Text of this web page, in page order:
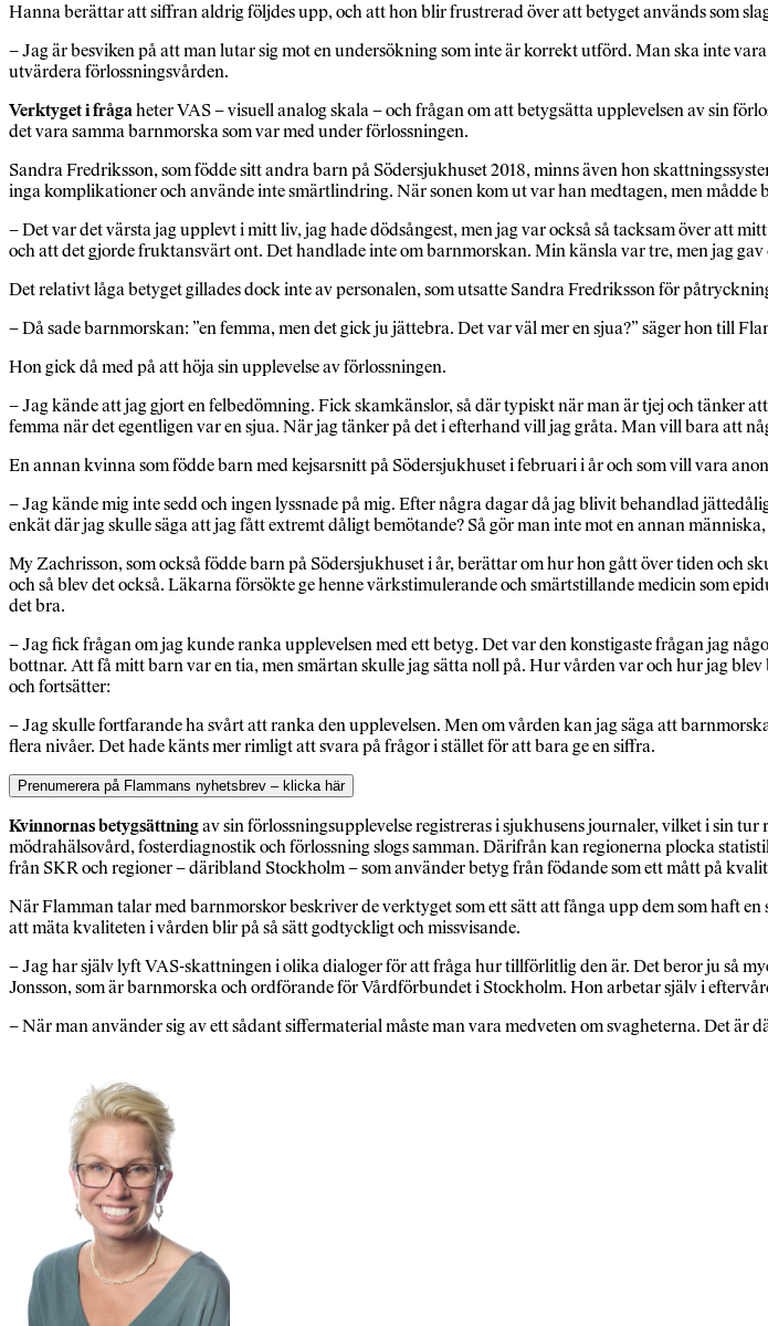
Hanna berättar att siffran aldrig följdes upp, och att hon blir frustrerad över att betyget används som
– Jag är besviken på att man lutar sig mot en undersökning som inte är korrekt utförd. Man ska inte
utvärdera förlossningsvården.
Verktyget i frågaheter VAS – visuell analog skala – och frågan om att betygsätta upplevelsen av sin
det vara samma barnmorska som var med under förlossningen.
Sandra Fredriksson, som födde sitt andra barn på Södersjukhuset 2018, minns även hon
inga komplikationer och använde inte smärtlindring. När sonen kom ut var han medtagen, men mådde
– Det var det värsta jag upplevt i mitt liv, jag hade dödsångest, men jag var också så tacksam över att
och att det gjorde fruktansvärt ont. Det handlade inte om barnmorskan. Min känsla var tre, men jag
Det relativt låga betyget gillades dock inte av personalen, som utsatte Sandra Fredriksson för
– Då sade barnmorskan: ”en femma, men det gick ju jättebra. Det var väl mer en sjua?” säger hon till
Hon gick då med på att höja sin upplevelse av förlossningen.
– Jag kände att jag gjort en felbedömning. Fick skamkänslor, så där typiskt när man är tjej och tänker
femma när det egentligen var en sjua. När jag tänker på det i efterhand vill jag gråta. Man vill bara att
En annan kvinna som födde barn med kejsarsnitt på Södersjukhuset i februari i år och som vill vara
– Jag kände mig inte sedd och ingen lyssnade på mig. Efter några dagar då jag blivit behandlad
enkät där jag skulle säga att jag fått extremt dåligt bemötande? Så gör man inte mot en annan människa,
My Zachrisson, som också födde barn på Södersjukhuset i år, berättar om hur hon gått över tiden och
och så blev det också. Läkarna försökte ge henne värkstimulerande och smärtstillande medicin som
det bra.
– Jag fick frågan om jag kunde ranka upplevelsen med ett betyg. Det var den konstigaste frågan jag
bottnar. Att få mitt barn var en tia, men smärtan skulle jag sätta noll på. Hur vården var och hur jag
och fortsätter:
– Jag skulle fortfarande ha svårt att ranka den upplevelsen. Men om vården kan jag säga att
flera nivåer. Det hade känts mer rimligt att svara på frågor i stället för att bara ge en siffra.
Prenumerera på Flammans nyhetsbrev – klicka här
Kvinnornas betygsättningav sin förlossningsupplevelse registreras i sjukhusens journaler, vilket i sin
mödrahälsovård, fosterdiagnostik och förlossning slogs samman. Därifrån kan regionerna plocka
från SKR och regioner – däribland Stockholm – som använder betyg från födande som ett mått på
När Flamman talar med barnmorskor beskriver de verktyget som ett sätt att fånga upp dem som haft
att mäta kvaliteten i vården blir på så sätt godtyckligt och missvisande.
– Jag har själv lyft VAS-skattningen i olika dialoger för att fråga hur tillförlitlig den är. Det beror ju så
Jonsson, som är barnmorska och ordförande för Vårdförbundet i Stockholm. Hon arbetar själv i
– När man använder sig av ett sådant siffermaterial måste man vara medveten om svagheterna. Det är